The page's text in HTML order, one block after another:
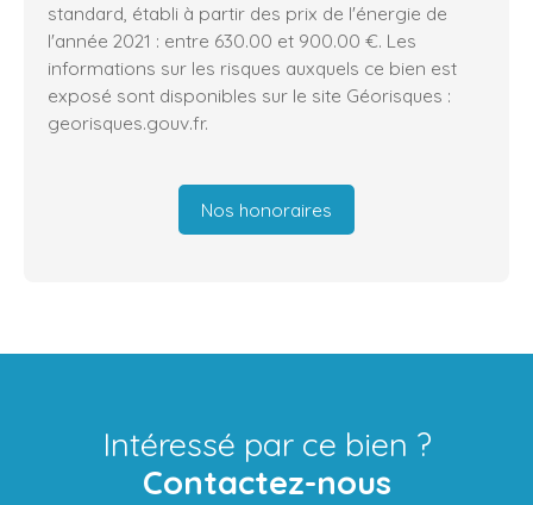
standard, établi à partir des prix de l'énergie de
l'année 2021 : entre 630.00 et 900.00 €. Les
informations sur les risques auxquels ce bien est
exposé sont disponibles sur le site Géorisques :
georisques.gouv.fr.
Nos honoraires
Intéressé par ce bien ?
Contactez-nous